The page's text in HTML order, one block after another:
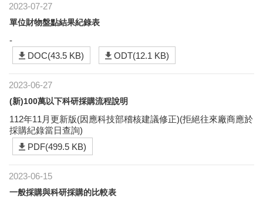
2023-07-27
單位財物盤點結果紀錄表
-
DOC(43.5 KB)
ODT(12.1 KB)
2023-06-27
(新)100萬以下科研採購流程說明
112年11月更新版(因應科技部稽核建議修正)(拒絕往來廠商應於
採購紀錄當日查詢)
PDF(499.5 KB)
2023-06-15
一般採購與科研採購的比較表